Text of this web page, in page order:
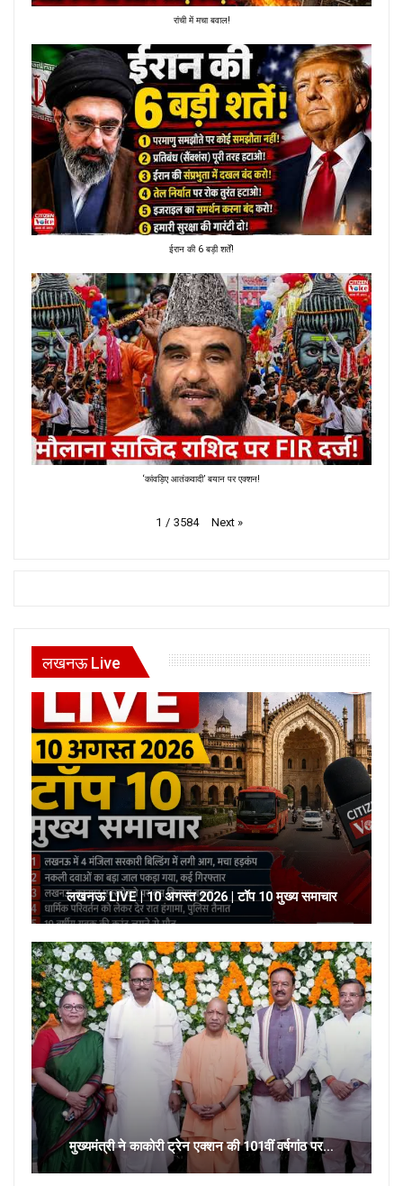
रांची में मचा बवाल!
ईरान की 6 बड़ी शर्तें!
‘कांवड़िए आतंकवादी’ बयान पर एक्शन!
1 / 3584 Next »
लखनऊ Live
लखनऊ LIVE | 10 अगस्त 2026 | टॉप 10 मुख्य समाचार
मुख्यमंत्री ने काकोरी ट्रेन एक्शन की 101वीं वर्षगांठ पर…